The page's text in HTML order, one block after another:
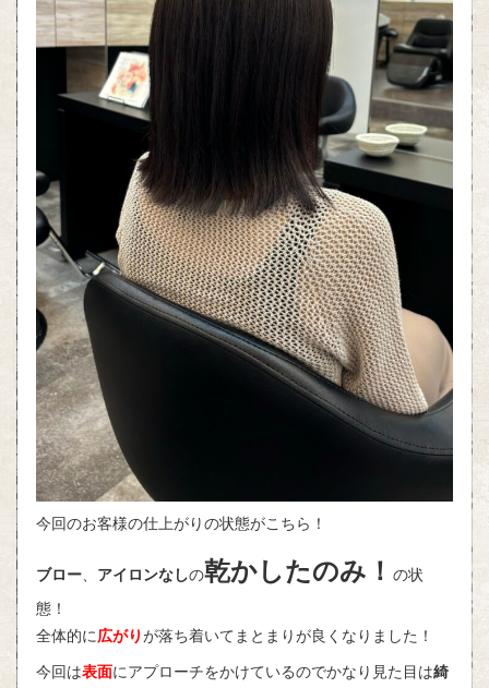
今回のお客様の仕上がりの状態がこちら！
ブロー、 アイロンなしの乾かしたのみ！ の状
態！
全体的に広がり が落ち着いてまとまりが良くなりました！
今回は表面にアプローチをかけているのでかなり見た目は綺